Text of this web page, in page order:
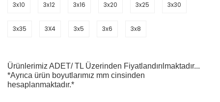
3x10 3x12 3x16 3x20 3x25 3x30
3x35 3X4 3x5 3x6 3x8
Ürünlerimiz ADET/ TL Üzerinden Fiyatlandırılmaktadır...
*Ayrıca ürün boyutlarımız mm cinsinden
hesaplanmaktadır.*